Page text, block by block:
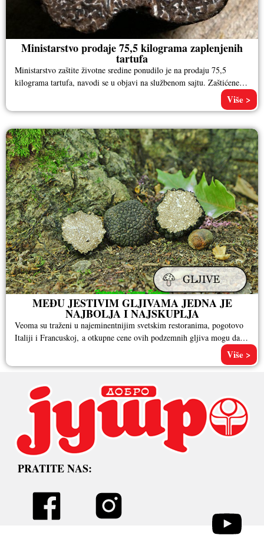
Ministarstvo prodaje 75,5 kilograma zaplenjenih
tartufa
Ministarstvo zaštite životne sredine ponudilo je na prodaju 75,5
kilograma tartufa, navodi se u objavi na službenom sajtu. Zaštićene
Više >
MEĐU JESTIVIM GLJIVAMA JEDNA JE
NAJBOLJA I NAJSKUPLJA
Veoma su traženi u najeminentnijim svetskim restoranima, pogotovo
Italiji i Francuskoj, a otkupne cene ovih podzemnih gljiva mogu da
Više >
PRATITE NAS: